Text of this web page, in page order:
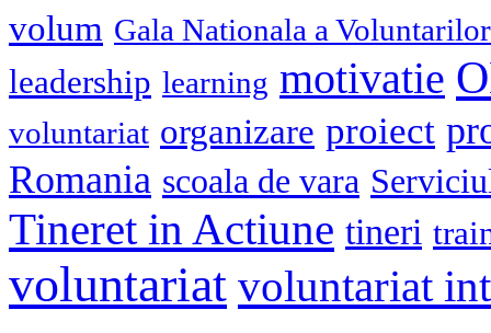
volum Gala Nationala a Voluntarilor
leadership learning motivatie
voluntariat organizare proiect
Romania scoala de vara
Tineret in Actiune tineri
voluntariat voluntariat